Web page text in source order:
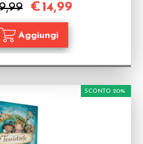
€14,99
SCONTO 20%